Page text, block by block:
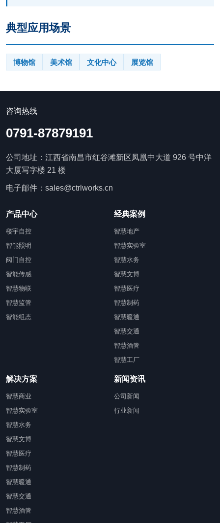
典型应用场景
博物馆 美术馆 文化中心 展览馆
咨询热线
0791-87879191
公司地址：江西省南昌市红谷滩新区凤凰中大道 926 号中洋
大厦写字楼 21 楼
电子邮件：sales@ctrlworks.cn
产品中心
楼宇自控
智能照明
阀门自控
智能传感
智慧物联
智慧监管
智能组态
经典案例
智慧地产
智慧实验室
智慧水务
智慧文博
智慧医疗
智慧制药
智慧暖通
智慧交通
智慧酒管
智慧工厂
解决方案
智慧商业
智慧实验室
智慧水务
智慧文博
智慧医疗
智慧制药
智慧暖通
智慧交通
智慧酒管
新闻资讯
公司新闻
行业新闻